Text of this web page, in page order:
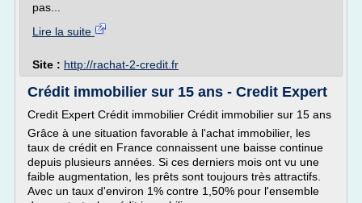
pas...
Lire la suite
Site : http://rachat-2-credit.fr
Crédit immobilier sur 15 ans - Credit Expert
Credit Expert Crédit immobilier Crédit immobilier sur 15 ans
Grâce à une situation favorable à l'achat immobilier, les
taux de crédit en France connaissent une baisse continue
depuis plusieurs années. Si ces derniers mois ont vu une
faible augmentation, les prêts sont toujours très attractifs.
Avec un taux d'environ 1% contre 1,50% pour l'ensemble